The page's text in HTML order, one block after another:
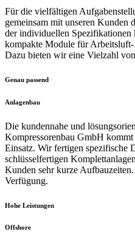
Für die vielfältigen
gemeinsam mit unseren Kunden
der individuellen
kompakte Module für
Dazu bieten wir eine Vielzahl
Genau passend
Anlagenbau
Die kundennahe und
Kompressorenbau GmbH
Einsatz. Wir fertigen spezifische
schlüsselfertigen
Kunden sehr kurze
Verfügung.
Hohe Leistungen
Offshore